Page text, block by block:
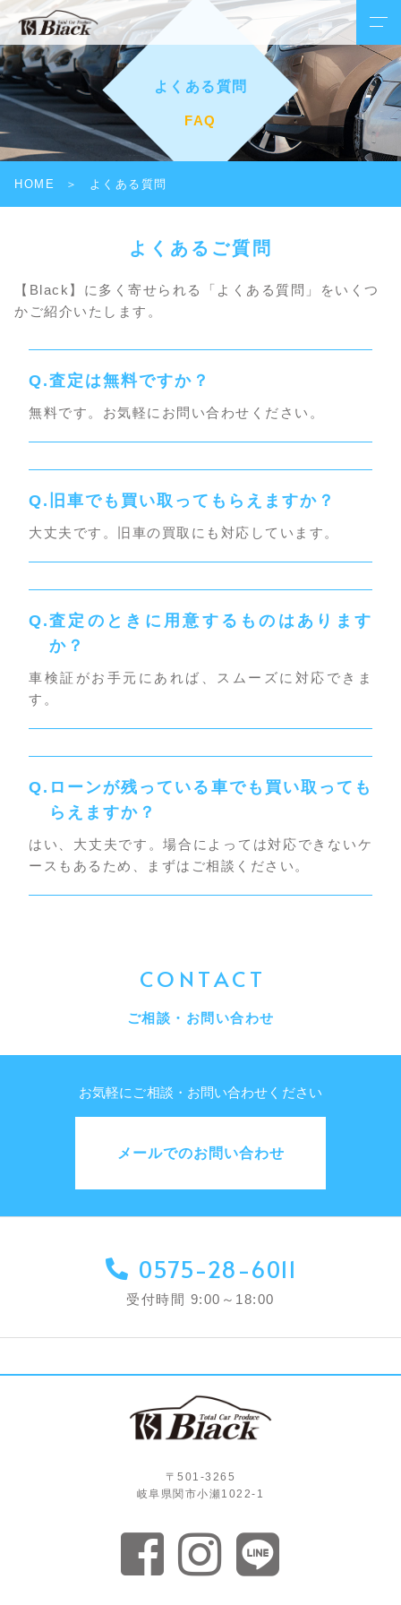
よくある質問
FAQ
HOME よくある質問
よくあるご質問
【Black】に多く寄せられる「よくある質問」をいくつ
かご紹介いたします。
査定は無料ですか？
無料です。お気軽にお問い合わせください。
旧車でも買い取ってもらえますか？
大丈夫です。旧車の買取にも対応しています。
査定のときに用意するものはあります
か？
車検証がお手元にあれば、スムーズに対応できま
す。
ローンが残っている車でも買い取っても
らえますか？
はい、大丈夫です。場合によっては対応できないケ
ースもあるため、まずはご相談ください。
CONTACT
ご相談・お問い合わせ
お気軽にご相談・お問い合わせください
メールでのお問い合わせ
0575-28-6011
受付時間 9:00～18:00
〒501-3265
岐阜県関市小瀬1022-1